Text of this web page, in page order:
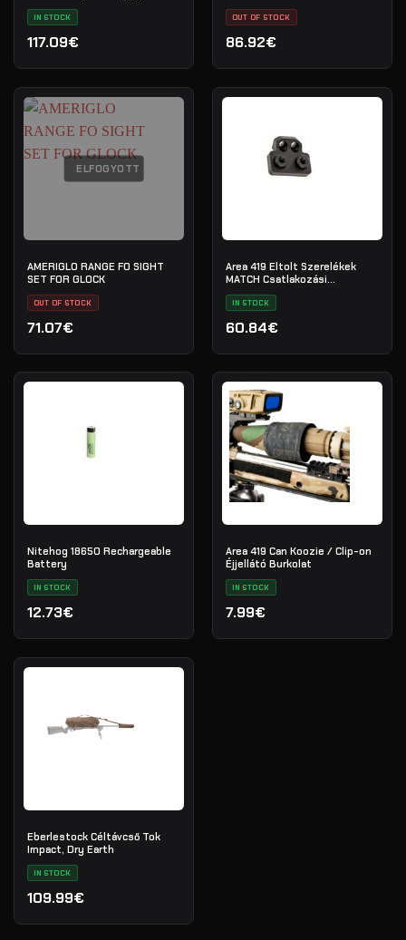
IN STOCK
117.09€
OUT OF STOCK
86.92€
ELFOGYOTT
AMERIGLO RANGE FO SIGHT
SET FOR GLOCK
OUT OF STOCK
71.07€
Area 419 Eltolt Szerelékek
MATCH Csatlakozási
IN STOCK
60.84€
Nitehog 18650 Rechargeable
Battery
IN STOCK
12.73€
Area 419 Can Koozie / Clip-on
Éjjellátó Burkolat
IN STOCK
7.99€
Eberlestock Céltávcső Tok
Impact, Dry Earth
IN STOCK
109.99€